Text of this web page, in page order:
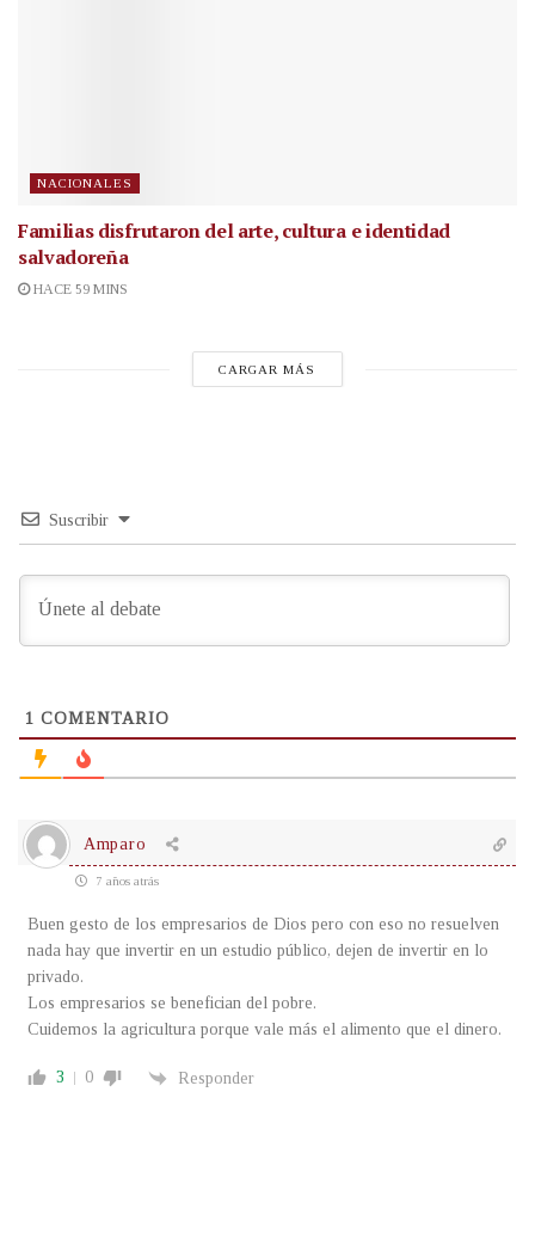
NACIONALES
Familias disfrutaron del arte, cultura e identidad
salvadoreña
HACE 59 MINS
CARGAR MÁS
Suscribir
1 COMENTARIO
Amparo
7 años atrás
Buen gesto de los empresarios de Dios pero con eso no resuelven
nada hay que invertir en un estudio público, dejen de invertir en lo
privado.
Los empresarios se benefician del pobre.
Cuidemos la agricultura porque vale más el alimento que el dinero.
3 0 Responder